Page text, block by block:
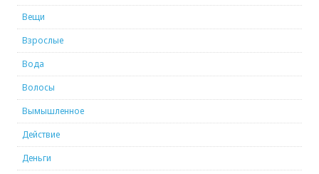
Вещи
Взрослые
Вода
Волосы
Вымышленное
Действие
Деньги